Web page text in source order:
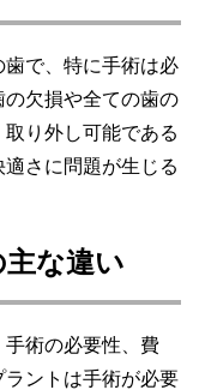
で、特に手術は必
欠損や全ての歯の
り外し可能である
さに問題が生じる
な違い
術の必要性、費
ントは手術が必要